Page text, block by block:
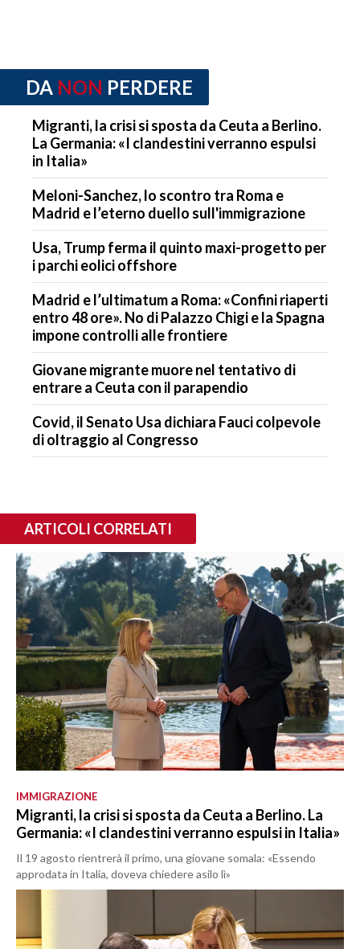
DA NON PERDERE
Migranti, la crisi si sposta da Ceuta a Berlino.
La Germania: «I clandestini verranno espulsi
in Italia»
Meloni-Sanchez, lo scontro tra Roma e
Madrid e l’eterno duello sull'immigrazione
Usa, Trump ferma il quinto maxi-progetto per
i parchi eolici offshore
Madrid e l’ultimatum a Roma: «Confini riaperti
entro 48 ore». No di Palazzo Chigi e la Spagna
impone controlli alle frontiere
Giovane migrante muore nel tentativo di
entrare a Ceuta con il parapendio
Covid, il Senato Usa dichiara Fauci colpevole
di oltraggio al Congresso
ARTICOLI CORRELATI
IMMIGRAZIONE
Migranti, la crisi si sposta da Ceuta a Berlino. La
Germania: «I clandestini verranno espulsi in Italia»
Il 19 agosto rientrerà il primo, una giovane somala: «Essendo
approdata in Italia, doveva chiedere asilo lì»